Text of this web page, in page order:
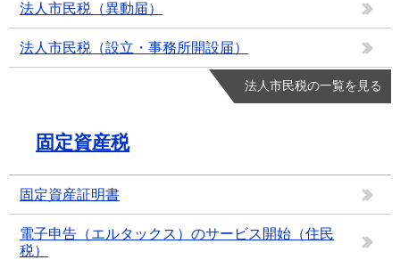
法人市民税（異動届）
法人市民税（設立・事務所開設届）
法人市民税の一覧を見る
固定資産税
固定資産証明書
電子申告（エルタックス）のサービス開始（住民
税）